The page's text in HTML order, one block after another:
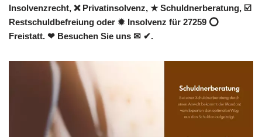
Insolvenzrecht, ❌ Privatinsolvenz, ★ Schuldnerberatung, ☑️
Restschuldbefreiung oder ✹ Insolvenz für 27259 ⭕
Freistatt. ❤ Besuchen Sie uns ✉ ✔.